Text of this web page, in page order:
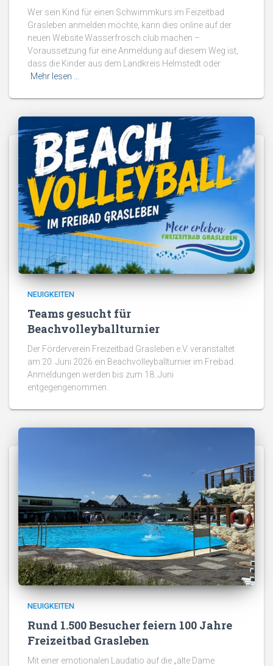
Wer sein Kind für einen Schwimmkurs im Feizeitbad
Grasleben anmelden möchte, kann dies online auf der
neuen Website Wasserfrosch.club machen –
Voraussetzung für eine Anmeldung auf diesem Weg ist,
dass die Kinder aus dem Landkreis Helmstedt oder
Mehr lesen …
NEUIGKEITEN
Teams gesucht für
Beachvolleyballturnier
Der Förderverein Freizeitbad Grasleben e.V. veranstaltet
am 20. Juni 2026 ein Beachvolleyballturnier im Freibad.
Anmeldungen werden bis zum 18. Juni
entgegengenommen.
NEUIGKEITEN
Rund 1.500 Besucher feiern 100 Jahre
Freizeitbad Grasleben
Mit einer emotionalen Laudatio auf die „alte Dame